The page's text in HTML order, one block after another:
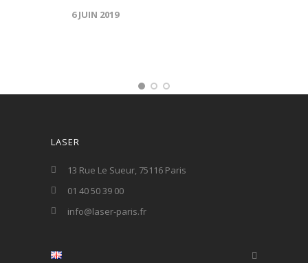
6 JUIN 2019
LASER
13 Rue Le Sueur, 75116 Paris
01 40 50 39 00
info@laser-paris.fr